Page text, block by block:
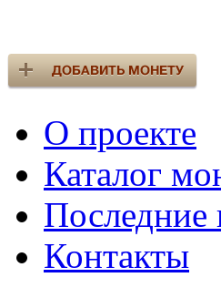
О проекте
Каталог
Последние
Контакты